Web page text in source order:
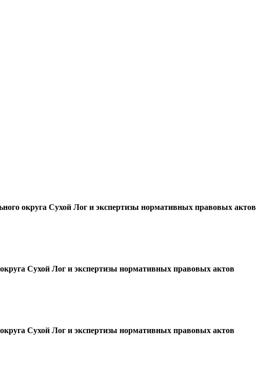
округа Сухой Лог и экспертизы нормативных правовых актов
Сухой Лог и экспертизы нормативных правовых актов
Сухой Лог и экспертизы нормативных правовых актов